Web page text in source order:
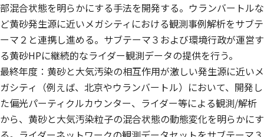
部混合状態を明らかにする手法を開発する。ウランバートルな
ど黄砂発生源に近いメガシティにおける観測事例解析をサブテ
ーマ２と連携し進める。サブテーマ３および環境行政が運営す
る黄砂HPに継続的なライダー観測データの提供を行う。
最終年度：黄砂と大気汚染の相互作用が激しい発生源に近いメ
ガシティ（例えば、北京やウランバートル）において、開発し
た偏光パーティクルカウンター、ライダー等による観測/解析
から、黄砂と大気汚染粒子の混合状態の動態変化を明らかにす